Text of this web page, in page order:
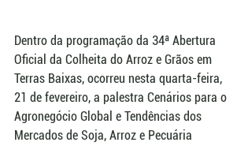
Dentro da programação da 34ª Abertura
Oficial da Colheita do Arroz e Grãos em
Terras Baixas, ocorreu nesta quarta-feira,
21 de fevereiro, a palestra Cenários para o
Agronegócio Global e Tendências dos
Mercados de Soja, Arroz e Pecuária